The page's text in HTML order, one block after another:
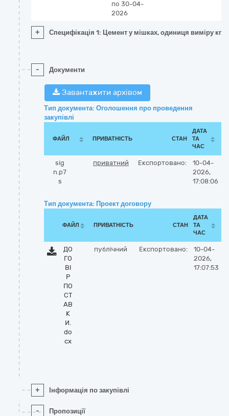
по 30-04-
2026
+ Специфікація 1: Цемент у мішках, одиниця виміру кг
- Документи
Завантажити архівом
Тип документа: Оголошення про проведення
закупівлі
ФАЙЛ ПРИВАТНІСТЬ СТАН
ДАТА
ТА
ЧАС
sig
n.p7
s
приватний Експортовано:
10-04-
2026,
17:08:06
Тип документа: Проект договору
ФАЙЛ ПРИВАТНІСТЬ СТАН
ДАТА
ТА
ЧАС
ДО
ГО
ВІ
Р
ПО
СТ
АВ
К
И.
do
cx
публічний Експортовано:
10-04-
2026,
17:07:53
+ Інформація по закупівлі
- Пропозиції